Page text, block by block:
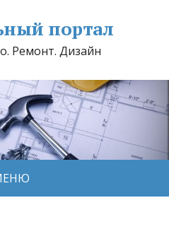
портал
Ремонт. Дизайн